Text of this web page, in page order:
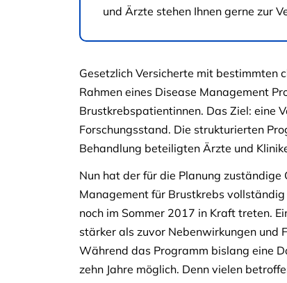
und Ärzte stehen Ihnen gerne zur
Gesetzlich Versicherte mit bestimmten
Rahmen eines Disease Management
Brustkrebspatientinnen. Das Ziel: eine
Forschungsstand. Die strukturierten
Behandlung beteiligten Ärzte und
Nun hat der für die Planung zuständige
Management für Brustkrebs
noch im Sommer 2017 in Kraft treten.
stärker als zuvor Nebenwirkungen und
Während das Programm bislang eine
zehn Jahre möglich. Denn vielen